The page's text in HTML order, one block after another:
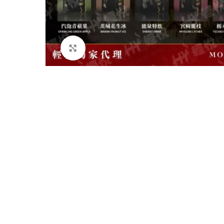
Click to enlarge